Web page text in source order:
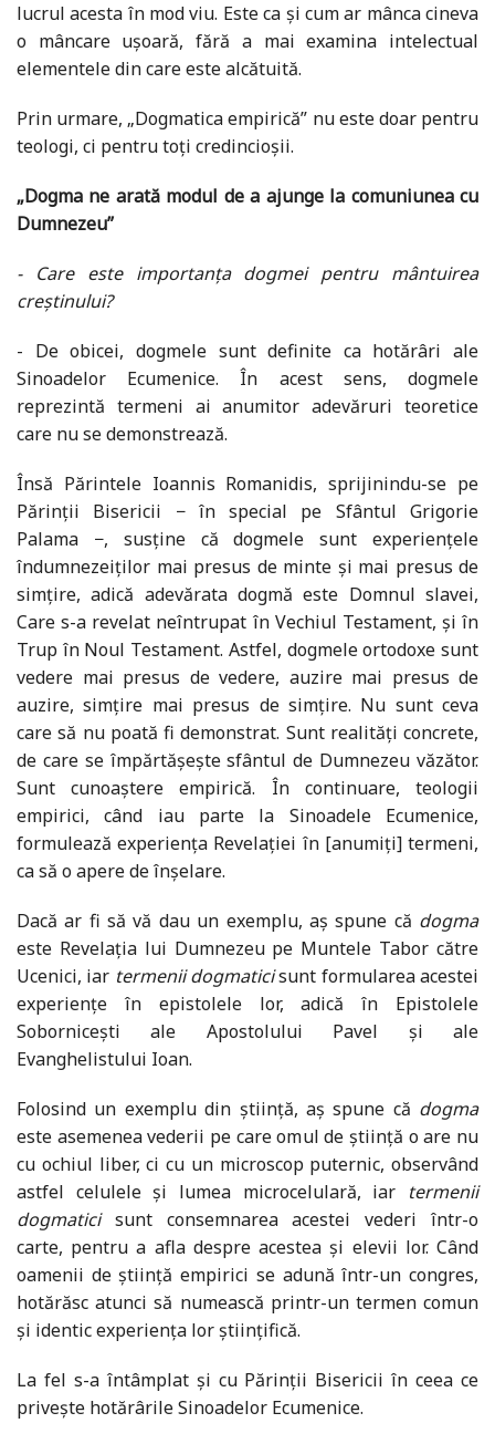
lucrul acesta în mod viu. Este ca și cum ar mânca cineva
o mâncare ușoară, fără a mai examina intelectual
elementele din care este alcătuită.
Prin urmare, „Dogmatica empirică” nu este doar pentru
teologi, ci pentru toți credincioșii.
„Dogma ne arată modul de a ajunge la comuniunea cu
Dumnezeu”
- Care este importanța dogmei pentru mântuirea
creștinului?
- De obicei, dogmele sunt definite ca hotărâri ale
Sinoadelor Ecumenice. În acest sens, dogmele
reprezintă termeni ai anumitor adevăruri teoretice
care nu se demonstrează.
Însă Părintele Ioannis Romanidis, sprijinindu-se pe
Părinții Bisericii − în special pe Sfântul Grigorie
Palama −, susține că dogmele sunt experiențele
îndumnezeiților mai presus de minte și mai presus de
simțire, adică adevărata dogmă este Domnul slavei,
Care s-a revelat neîntrupat în Vechiul Testament, și în
Trup în Noul Testament. Astfel, dogmele ortodoxe sunt
vedere mai presus de vedere, auzire mai presus de
auzire, simțire mai presus de simțire. Nu sunt ceva
care să nu poată fi demonstrat. Sunt realități concrete,
de care se împărtășește sfântul de Dumnezeu văzător.
Sunt cunoaștere empirică. În continuare, teologii
empirici, când iau parte la Sinoadele Ecumenice,
formulează experiența Revelației în [anumiți] termeni,
ca să o apere de înșelare.
Dacă ar fi să vă dau un exemplu, aș spune că dogma
este Revelația lui Dumnezeu pe Muntele Tabor către
Ucenici, iar termenii dogmaticisunt formularea acestei
experiențe în epistolele lor, adică în Epistolele
Sobornicești ale Apostolului Pavel și ale
Evanghelistului Ioan.
Folosind un exemplu din știință, aș spune că dogma
este asemenea vederii pe care omul de știință o are nu
cu ochiul liber, ci cu un microscop puternic, observând
astfel celulele și lumea microcelulară, iar termenii
dogmaticisunt consemnarea acestei vederi într-o
carte, pentru a afla despre acestea și elevii lor. Când
oamenii de știință empirici se adună într-un congres,
hotărăsc atunci să numească printr-un termen comun
și identic experiența lor științifică.
La fel s-a întâmplat și cu Părinții Bisericii în ceea ce
privește hotărârile Sinoadelor Ecumenice.